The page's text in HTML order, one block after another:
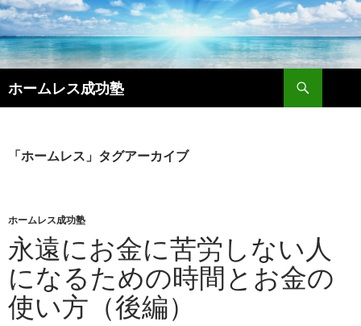
ホームレス成功塾
索
ン
キ
ッ
プ
「ホームレス」タグアーカイブ
ホームレス成功塾
永遠にお金に苦労しない人
になるための時間とお金の
使い方（後編）